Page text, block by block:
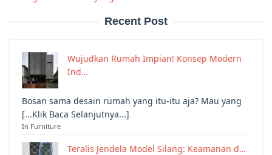
Recent Post
Wujudkan Rumah Impian! Konsep Modern
Ind…
Bosan sama desain rumah yang itu-itu aja? Mau yang
[...Klik Baca Selanjutnya...]
In Furniture
Teralis Jendela Model Silang: Keamanan d…